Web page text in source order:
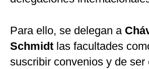
Para ello, se delegan a
Schmidt las facultades
suscribir convenios y de ser